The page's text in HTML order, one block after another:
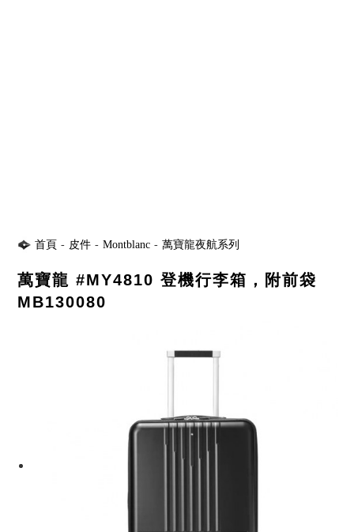
首頁 - 皮件 - Montblanc - 萬寶龍夜航系列
萬寶龍 #MY4810 登機行李箱，附前袋
MB130080